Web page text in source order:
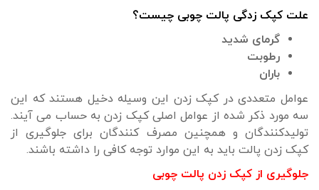
علت کپک زدگی پالت چوبی چیست؟
گرمای شدید
رطوبت
باران
عوامل متعددی در کپک زدن این وسیله دخیل هستند که این
سه مورد ذکر شده از عوامل اصلی کپک زدن به حساب می آیند.
تولیدکنندگان و همچنین مصرف کنندگان برای جلوگیری از
کپک زدن پالت باید به این موارد توجه کافی را داشته باشند.
جلوگیری از کپک زدن پالت چوبی